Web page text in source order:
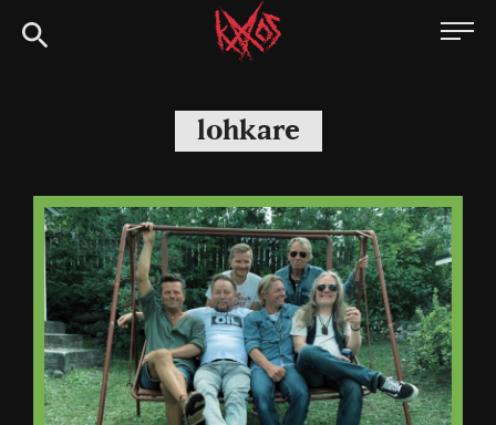
Siirry
suoraan
Kaaoszine
lohkare